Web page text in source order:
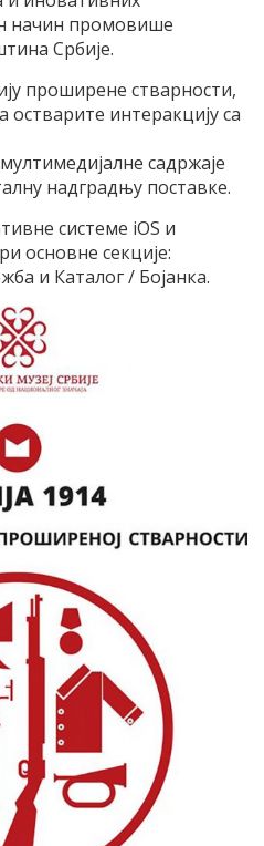
начин промовише
Србије.
проширене стварности,
остварите интеракцију са
садржаје
надградњу поставке.
системе iOS и
основне секције:
и Каталог / Бојанка.